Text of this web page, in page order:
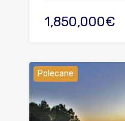
1,850,000€
Polecane